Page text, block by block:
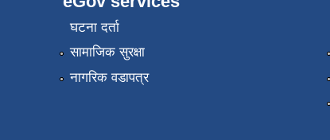
घटना दर्ता
सामाजिक सुरक्षा
नागरिक वडापत्र